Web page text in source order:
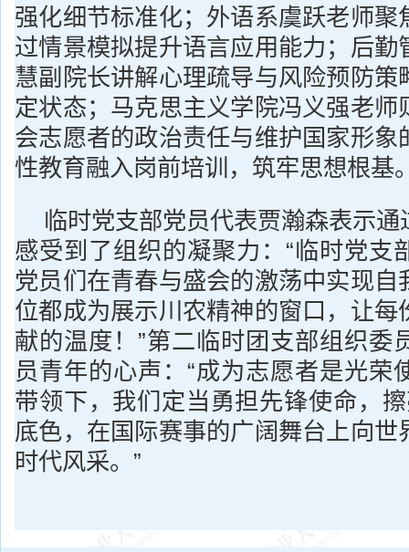
强化细节标准化；外语系虞跃老师聚
过情景模拟提升语言应用能力；后勤
慧副院长讲解心理疏导与风险预防策
定状态；马克思主义学院冯义强老师
会志愿者的政治责任与维护国家形象
性教育融入岗前培训，筑牢思想根基
临时党支部党员代表贾瀚森表示
感受到了组织的凝聚力：“临时党支
党员们在青春与盛会的激荡中实现自
位都成为展示川农精神的窗口，让每
献的温度！”第二临时团支部组织委
员青年的心声：“成为志愿者是光荣
带领下，我们定当勇担先锋使命，擦
底色，在国际赛事的广阔舞台上向世
时代风采。”